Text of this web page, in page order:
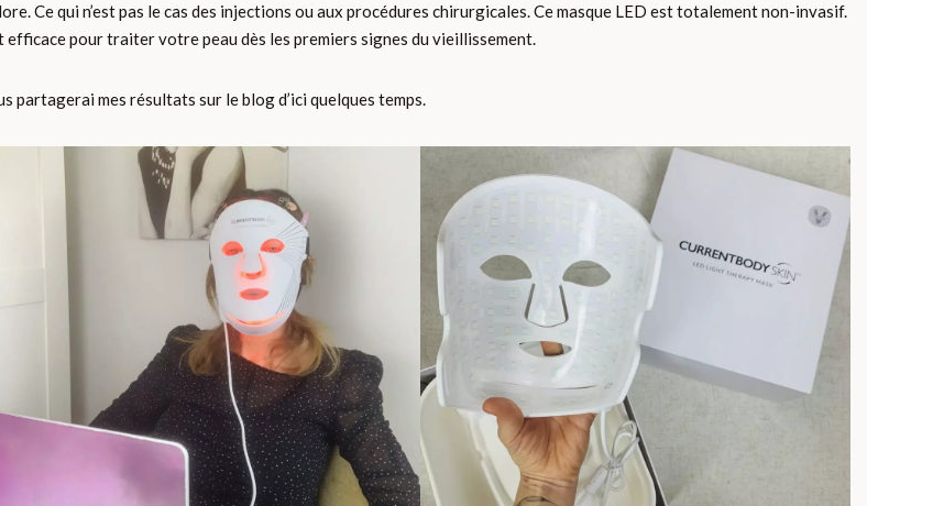
Ce qui n’est pas le cas des injections ou aux procédures chirurgicales. Ce masque LED est totalement non-invasif.
efficace pour traiter votre peau dès les premiers signes du vieillissement.
partagerai mes résultats sur le blog d’ici quelques temps.